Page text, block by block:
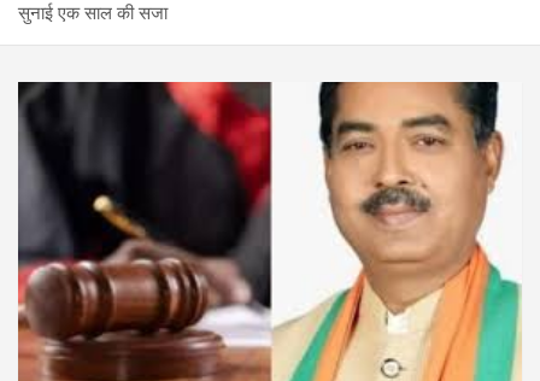
सुनाई एक साल की सजा